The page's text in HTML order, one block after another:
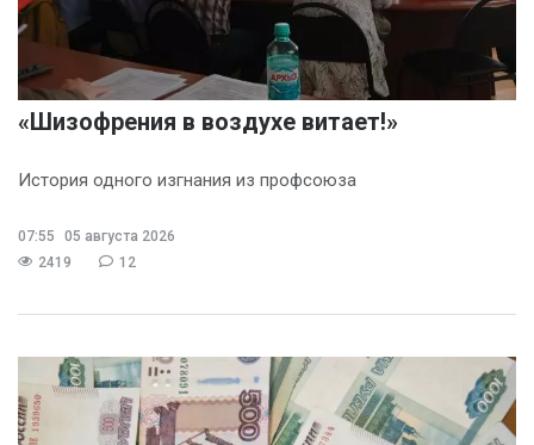
«Шизофрения в воздухе витает!»
История одного изгнания из профсоюза
07:55
05 августа 2026
2419
12